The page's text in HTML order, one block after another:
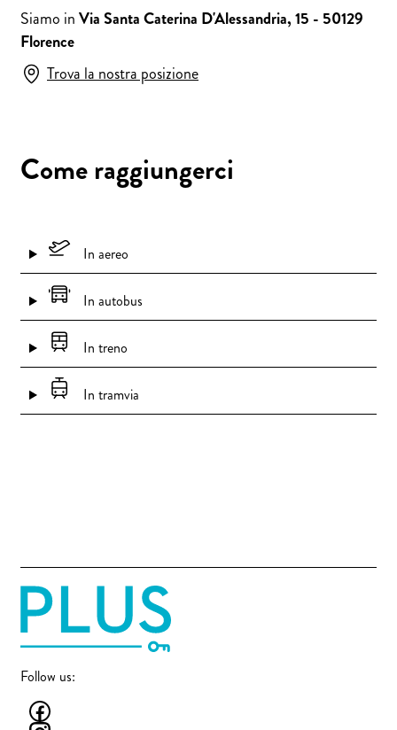
Siamo inVia Santa Caterina D'Alessandria, 15 - 50129
Florence
Trova la nostra posizione
Come raggiungerci
In aereo
In autobus
In treno
In tramvia
Follow us: